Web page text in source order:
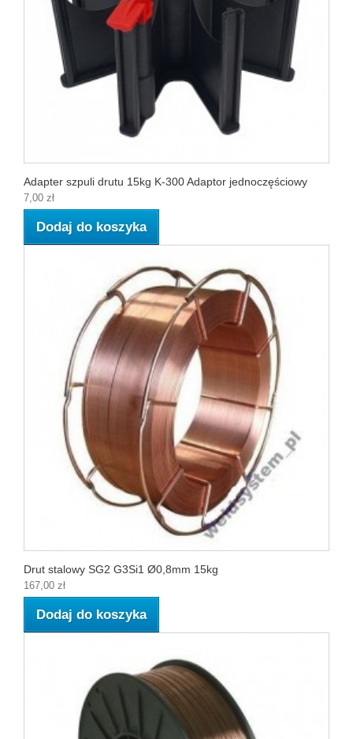
Adapter szpuli drutu 15kg K-300 Adaptor jednoczęściowy
7,00 zł
Dodaj do koszyka
Drut stalowy SG2 G3Si1 Ø0,8mm 15kg
167,00 zł
Dodaj do koszyka